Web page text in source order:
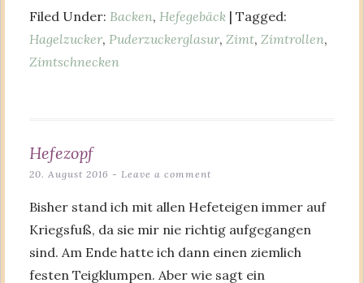
Filed Under: Backen, Hefegebäck | Tagged:
Hagelzucker, Puderzuckerglasur, Zimt, Zimtrollen,
Zimtschnecken
Hefezopf
20. August 2016 Leave a comment
Bisher stand ich mit allen Hefeteigen immer auf
Kriegsfuß, da sie mir nie richtig aufgegangen
sind. Am Ende hatte ich dann einen ziemlich
festen Teigklumpen. Aber wie sagt ein